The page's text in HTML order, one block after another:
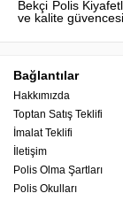
Bekçi Polis
ve kalite
Bağlantılar
Hakkımızda
Toptan Satış Teklifi
İmalat Teklifi
İletişim
Polis Olma Şartları
Polis Okulları